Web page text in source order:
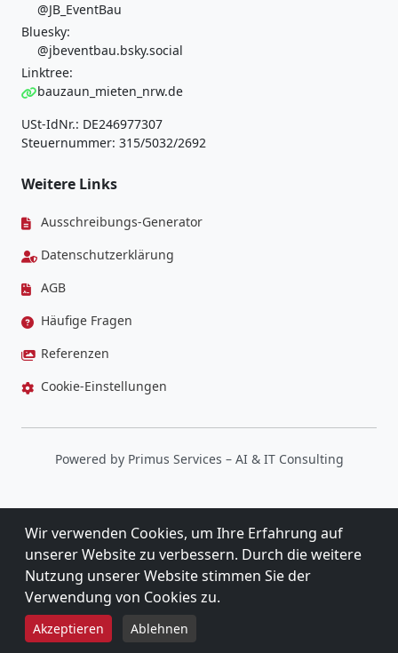
@JB_EventBau
Bluesky:
@jbeventbau.bsky.social
Linktree:
bauzaun_mieten_nrw.de
USt-IdNr.: DE246977307
Steuernummer: 315/5032/2692
Weitere Links
Ausschreibungs-Generator
Datenschutzerklärung
AGB
Häufige Fragen
Referenzen
Cookie-Einstellungen
Powered by Primus Services – AI & IT Consulting
5,0★★★★★
★★★★★
9 BEWERTUNGEN BEI GOOGLE
Wir verwenden Cookies, um Ihre Erfahrung auf
unserer Website zu verbessern. Durch die weitere
Nutzung unserer Website stimmen Sie der
Verwendung von Cookies zu.
Akzeptieren Ablehnen